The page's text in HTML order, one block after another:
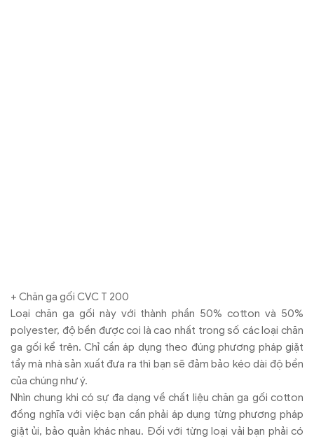
+ Chăn ga gối CVC T 200
Loại chăn ga gối này với thành phần 50% cotton và 50%
polyester, độ bền được coi là cao nhất trong số các loại chăn
ga gối kể trên. Chỉ cần áp dụng theo đúng phương pháp giặt
tẩy mà nhà sản xuất đưa ra thì bạn sẽ đảm bảo kéo dài độ bền
của chúng như ý.
Nhìn chung khi có sự đa dạng về chất liệu chăn ga gối cotton
đồng nghĩa với việc bạn cần phải áp dụng từng phương pháp
giặt ủi, bảo quản khác nhau. Đối với từng loại vải bạn phải có